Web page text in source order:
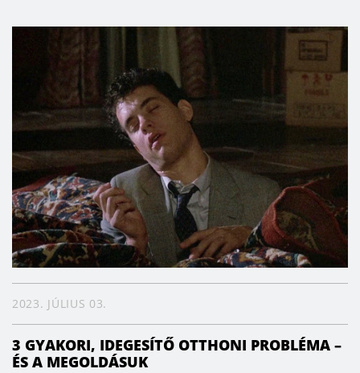
2023. JÚLIUS 03.
3 GYAKORI, IDEGESÍTŐ OTTHONI PROBLÉMA –
ÉS A MEGOLDÁSUK